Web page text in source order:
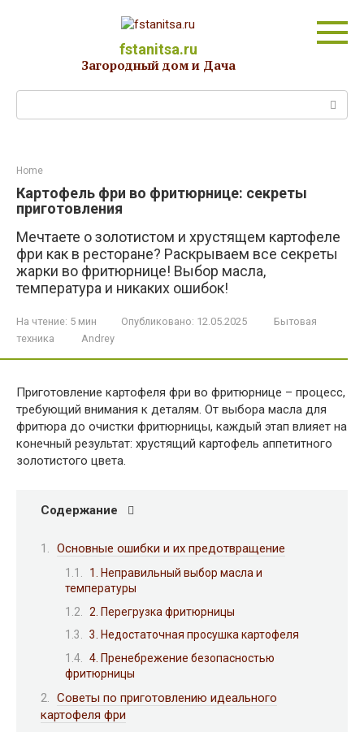
fstanitsa.ru
Загородный дом и Дача
Home
Картофель фри во фритюрнице: секреты
приготовления
Мечтаете о золотистом и хрустящем картофеле
фри как в ресторане? Раскрываем все секреты
жарки во фритюрнице! Выбор масла,
температура и никаких ошибок!
На чтение: 5 мин Опубликовано: 12.05.2025
Бытовая
техника
Andrey
Приготовление картофеля фри во фритюрнице – процесс,
требующий внимания к деталям. От выбора масла для
фритюра до очистки фритюрницы, каждый этап влияет на
конечный результат: хрустящий картофель аппетитного
золотистого цвета.
Содержание
Основные ошибки и их предотвращение
1. Неправильный выбор масла и
температуры
2. Перегрузка фритюрницы
3. Недостаточная просушка картофеля
4. Пренебрежение безопасностью
фритюрницы
Советы по приготовлению идеального
картофеля фри